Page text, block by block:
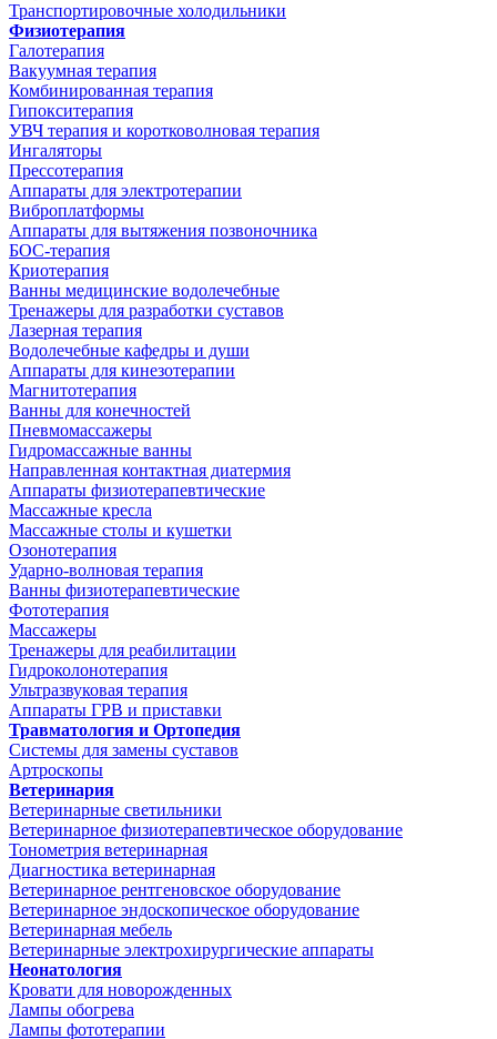
Транспортировочные холодильники
Физиотерапия
Галотерапия
Вакуумная терапия
Комбинированная терапия
Гипокситерапия
УВЧ терапия и коротковолновая терапия
Ингаляторы
Прессотерапия
Аппараты для электротерапии
Виброплатформы
Аппараты для вытяжения позвоночника
БОС-терапия
Криотерапия
Ванны медицинские водолечебные
Тренажеры для разработки суставов
Лазерная терапия
Водолечебные кафедры и души
Аппараты для кинезотерапии
Магнитотерапия
Ванны для конечностей
Пневмомассажеры
Гидромассажные ванны
Направленная контактная диатермия
Аппараты физиотерапевтические
Массажные кресла
Массажные столы и кушетки
Озонотерапия
Ударно-волновая терапия
Ванны физиотерапевтические
Фототерапия
Массажеры
Тренажеры для реабилитации
Гидроколонотерапия
Ультразвуковая терапия
Аппараты ГРВ и приставки
Травматология и Ортопедия
Системы для замены суставов
Артроскопы
Ветеринария
Ветеринарные светильники
Ветеринарное физиотерапевтическое оборудование
Тонометрия ветеринарная
Диагностика ветеринарная
Ветеринарное рентгеновское оборудование
Ветеринарное эндоскопическое оборудование
Ветеринарная мебель
Ветеринарные электрохирургические аппараты
Неонатология
Кровати для новорожденных
Лампы обогрева
Лампы фототерапии